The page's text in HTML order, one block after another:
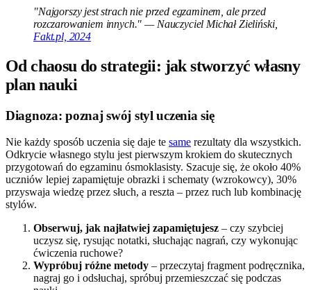
"Najgorszy jest strach nie przed egzaminem, ale przed
rozczarowaniem innych." — Nauczyciel Michał Zieliński,
Fakt.pl, 2024
Od chaosu do strategii: jak stworzyć własny
plan nauki
Diagnoza: poznaj swój styl uczenia się
Nie każdy sposób uczenia się daje te same rezultaty dla wszystkich.
Odkrycie własnego stylu jest pierwszym krokiem do skutecznych
przygotowań do egzaminu ósmoklasisty. Szacuje się, że około 40%
uczniów lepiej zapamiętuje obrazki i schematy (wzrokowcy), 30%
przyswaja wiedzę przez słuch, a reszta – przez ruch lub kombinację
stylów.
Obserwuj, jak najłatwiej zapamiętujesz – czy szybciej
uczysz się, rysując notatki, słuchając nagrań, czy wykonując
ćwiczenia ruchowe?
Wypróbuj różne metody – przeczytaj fragment podręcznika,
nagraj go i odsłuchaj, spróbuj przemieszczać się podczas